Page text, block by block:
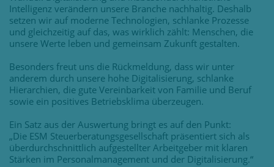
Intelligenz verändern unsere Branche nachhaltig. Deshalb
setzen wir auf moderne Technologien, schlanke Prozesse
und gleichzeitig auf das, was wirklich zählt: Menschen, die
unsere Werte leben und gemeinsam Zukunft gestalten.
Besonders freut uns die Rückmeldung, dass wir unter
anderem durch unsere hohe Digitalisierung, schlanke
Hierarchien, die gute Vereinbarkeit von Familie und Beruf
sowie ein positives Betriebsklima überzeugen.
Ein Satz aus der Auswertung bringt es auf den Punkt:
„Die ESM Steuerberatungsgesellschaft präsentiert sich als
überdurchschnittlich aufgestellter Arbeitgeber mit klaren
Stärken im Personalmanagement und der Digitalisierung.“